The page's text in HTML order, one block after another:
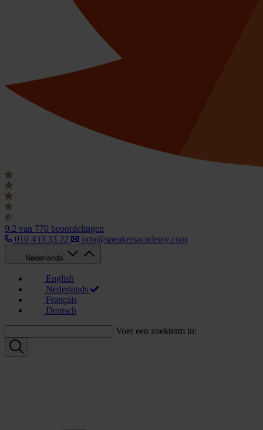
9.2 van 770 beoordelingen
010 433 33 22
info@speakersacademy.com
Nederlands
English
Nederlands
Français
Deutsch
Voer een zoekterm in: